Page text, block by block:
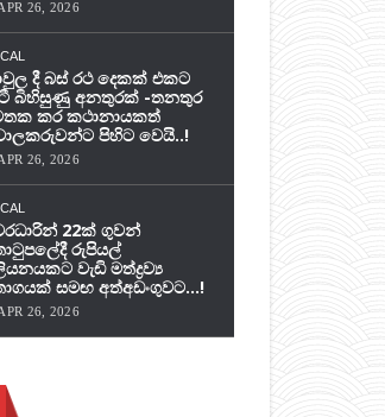
26, 2026
දී බස් රථ දෙකක් එකට
බිහිසුණු අනතුරක් -තනතුර
කර කථානායකත්
පිහිට වෙයි..!
26, 2026
22ක් ගුවන්
රුපියල්
වැඩි මත්ද්‍රව්‍ය
සමඟ අත්අඩංගුවට…!
26, 2026